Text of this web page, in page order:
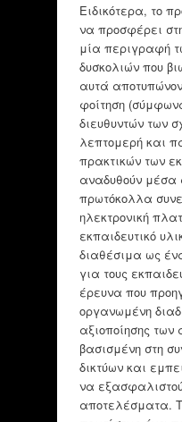
Ειδικότερα, το
να προσφέρει
μία περιγραφή
δυσκολιών που
αυτά
φοίτηση
διευθυντών των
λεπτομερή και
πρακτικών των
αναδυθούν μέσα
πρωτόκολλα
ηλεκτρονική
εκπαιδευτικό
διαθέσιμα ως
για τους
έρευνα που
οργανωμένη
αξιοποίησης
βασισμένη στη
δικτύων και
να
αποτελέσματα.